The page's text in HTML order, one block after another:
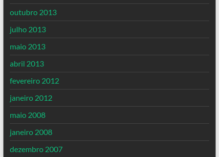
outubro 2013
julho 2013
maio 2013
abril 2013
fevereiro 2012
janeiro 2012
maio 2008
janeiro 2008
dezembro 2007